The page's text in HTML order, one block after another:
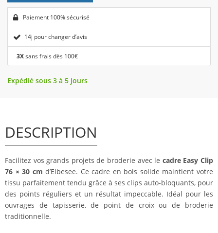
Paiement 100% sécurisé
14j pour changer d’avis
3Xsans frais dès 100€
Expédié sous 3 à 5 Jours
DESCRIPTION
Facilitez vos grands projets de broderie avec le cadre Easy Clip
76 × 30 cm d’Elbesee. Ce cadre en bois solide maintient votre
tissu parfaitement tendu grâce à ses clips auto-bloquants, pour
des points réguliers et un résultat impeccable. Idéal pour les
ouvrages de tapisserie, de point de croix ou de broderie
traditionnelle.